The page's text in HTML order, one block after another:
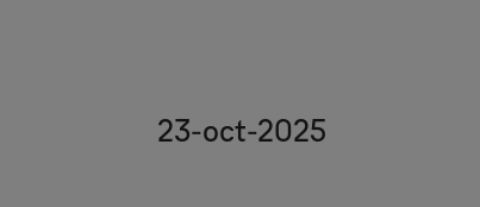
23-oct-2025